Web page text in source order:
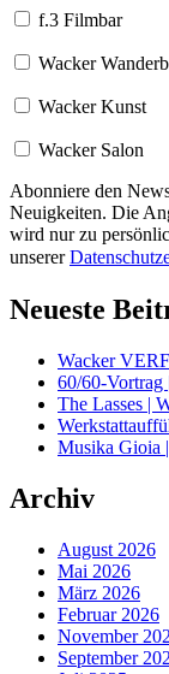
f.3 Filmbar
Wacker
Wacker Kunst
Wacker Salon
Abonniere den
Neuigkeiten. Die
wird nur zu
unserer
Neueste
Wacker
60/60-Vortrag
The Lasses |
Musika Gioia
Archiv
August 2026
Mai 2026
März 2026
Februar 2026
November
September